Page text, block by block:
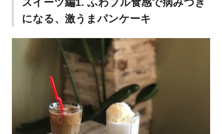
になる、激うまパンケーキ